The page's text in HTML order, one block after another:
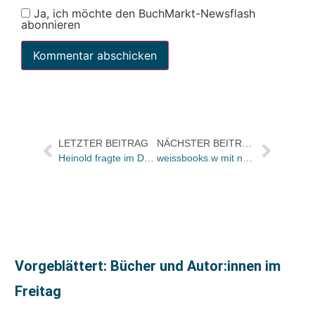
Ja, ich möchte den BuchMarkt-Newsflash
abonnieren
LETZTER BEITRAG
Heinold fragte im Dezember nach: Adventskalender und Richard Sellmer Verlag, Stuttgart
Vorgeblättert: Bücher und Autor:innen im
Freitag